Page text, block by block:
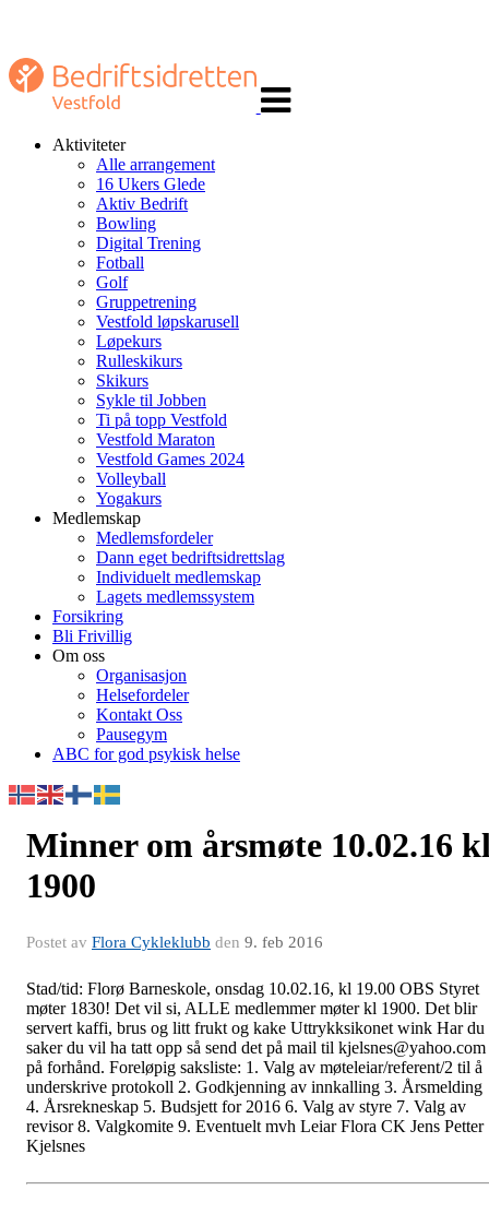
navigasjon
Aktiviteter
Alle arrangement
16 Ukers Glede
Aktiv Bedrift
Bowling
Digital Trening
Fotball
Golf
Gruppetrening
Vestfold løpskarusell
Løpekurs
Rulleskikurs
Skikurs
Sykle til Jobben
Ti på topp Vestfold
Vestfold Maraton
Vestfold Games 2024
Volleyball
Yogakurs
Medlemskap
Medlemsfordeler
Dann eget bedriftsidrettslag
Individuelt medlemskap
Lagets medlemssystem
Forsikring
Bli Frivillig
Om oss
Organisasjon
Helsefordeler
Kontakt Oss
Pausegym
ABC for god psykisk helse
Minner om årsmøte 10.02.16
1900
Postet av Flora Cykleklubb den 9. feb 2016
Stad/tid: Florø Barneskole, onsdag 10.02.16, kl 19.00 OBS Styret
møter 1830! Det vil si, ALLE medlemmer møter kl 1900. Det blir
servert kaffi, brus og litt frukt og kake Uttrykksikonet wink Har du
saker du vil ha tatt opp så send det på mail til kjelsnes@yahoo.com
på forhånd. Foreløpig saksliste: 1. Valg av møteleiar/referent/2 til å
underskrive protokoll 2. Godkjenning av innkalling 3. Årsmelding
4. Årsrekneskap 5. Budsjett for 2016 6. Valg av styre 7. Valg av
revisor 8. Valgkomite 9. Eventuelt mvh Leiar Flora CK Jens Petter
Kjelsnes